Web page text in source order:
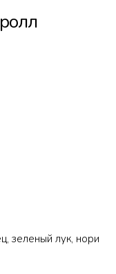
зеленый лук, нори